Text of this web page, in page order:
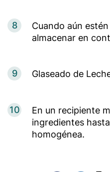
8
Cuando aún
almacenar en
9 Glaseado de
10
En un recipiente
ingredientes
homogénea.